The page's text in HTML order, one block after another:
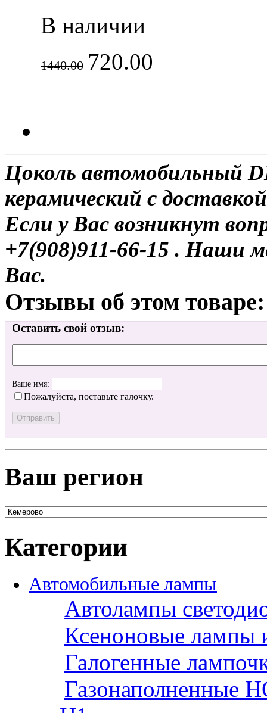
В наличии
1440.00 720.00
Цоколь автомобильный
керамический с
Если у Вас возникнут
+7(908)911-66-15 . Наши
Вас.
Отзывы об этом товаре:
Оставить свой отзыв:
Ваше имя:
Пожалуйста, поставьте галочку.
Ваш регион
Категории
Автомобильные лампы
Автолампы
Ксеноновые лампы
Галогенные
Газонаполненные